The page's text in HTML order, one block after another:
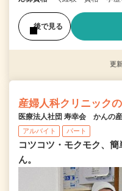
後で見る
更
産婦人科クリニック
医療法人社団 寿幸会 かんの
アルバイト パート
コツコツ・モクモク、
ん。